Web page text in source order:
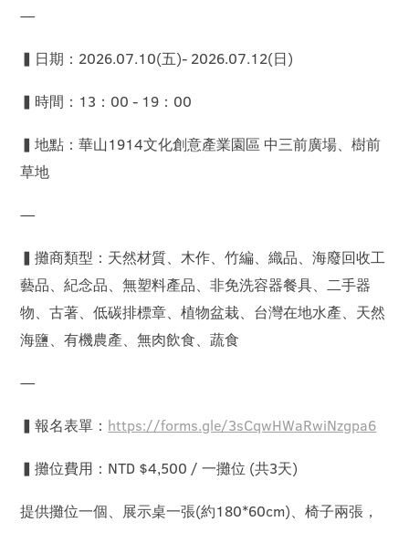
—
▍日期：2026.07.10(五)- 2026.07.12(日)
▍時間：13：00 - 19：00
▍地點：華山1914文化創意產業園區 中三前廣場、樹前
草地
—
▍攤商類型：天然材質、木作、竹編、織品、海廢回收工
藝品、紀念品、無塑料產品、非免洗容器餐具、二手器
物、古著、低碳排標章、植物盆栽、台灣在地水產、天然
海鹽、有機農產、無肉飲食、蔬食
—
▍報名表單： https://forms.gle/3sCqwHWaRwiNzgpa6
▍攤位費用：NTD $4,500 / 一攤位 (共3天)
提供攤位一個、展示桌一張(約180*60cm)、椅子兩張，